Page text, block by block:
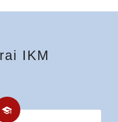
IKM